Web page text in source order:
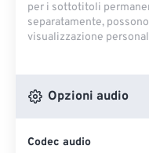
per i sottotitoli
separatamente,
visualizzazione
Opzioni audio
Codec audio